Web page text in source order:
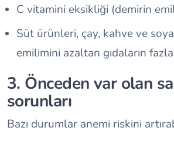
C vitamini eksikliği (demirin
Süt ürünleri, çay, kahve ve
emilimini azaltan gıdaların
3. Önceden var olan
sorunları
Bazı durumlar anemi riskini